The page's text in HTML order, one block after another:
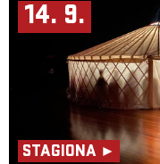
14. 9.
STAGIONA ►